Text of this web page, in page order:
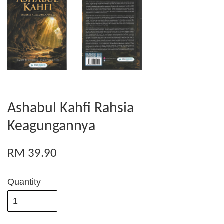
Ashabul Kahfi Rahsia
Keagungannya
RM 39.90
Quantity